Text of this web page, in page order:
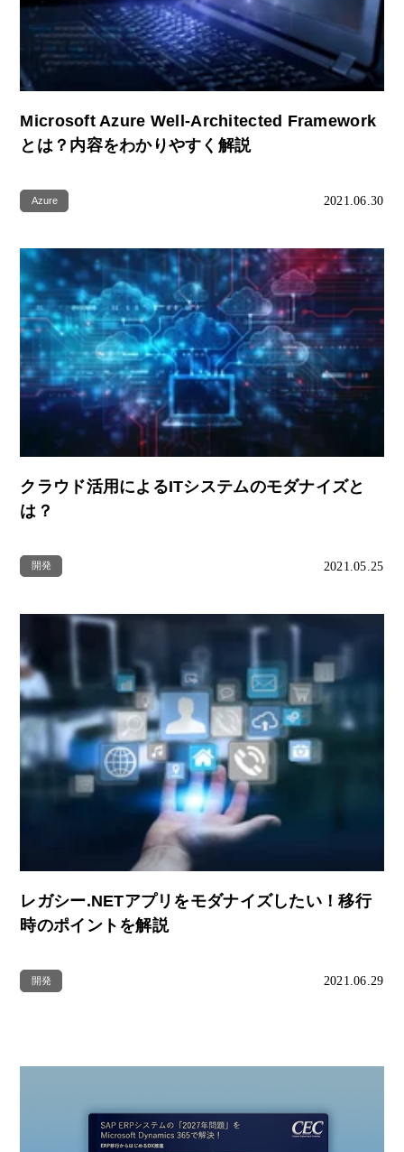
Microsoft Azure Well-Architected Framework
とは？内容をわかりやすく解説
Azure 2021.06.30
クラウド活用によるITシステムのモダナイズと
は？
開発 2021.05.25
レガシー.NETアプリをモダナイズしたい！移行
時のポイントを解説
開発 2021.06.29